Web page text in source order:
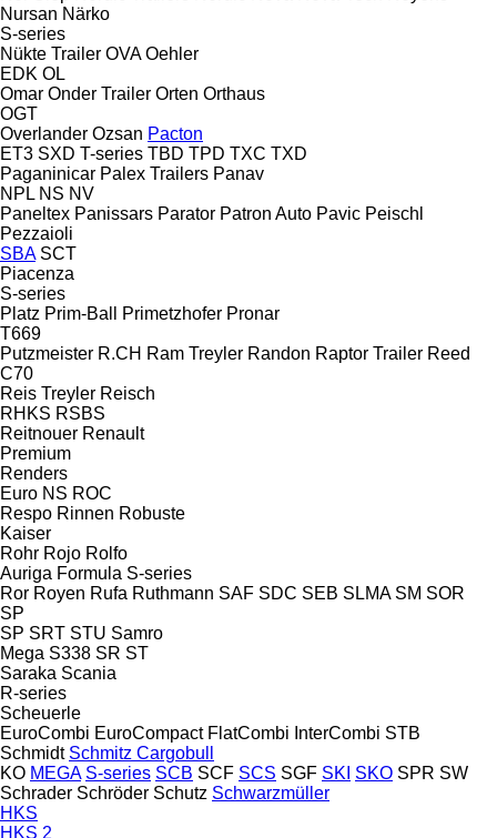
Nursan Närko
S-series
Nükte Trailer OVA Oehler
EDK OL
Omar Onder Trailer Orten Orthaus
OGT
Overlander Ozsan Pacton
ET3 SXD T-series TBD TPD TXC TXD
Paganinicar Palex Trailers Panav
NPL NS NV
Paneltex Panissars Parator Patron Auto Pavic Peischl
Pezzaioli
SBA SCT
Piacenza
S-series
Platz Prim-Ball Primetzhofer Pronar
T669
Putzmeister R.CH Ram Treyler Randon Raptor Trailer Reed
C70
Reis Treyler Reisch
RHKS RSBS
Reitnouer Renault
Premium
Renders
Euro NS ROC
Respo Rinnen Robuste
Kaiser
Rohr Rojo Rolfo
Auriga Formula S-series
Ror Royen Rufa Ruthmann SAF SDC SEB SLMA SM SOR
SP
SP SRT STU Samro
Mega S338 SR ST
Saraka Scania
R-series
Scheuerle
EuroCombi EuroCompact FlatCombi InterCombi STB
Schmidt Schmitz Cargobull
KO MEGA S-series SCB SCF SCS SGF SKI SKO SPR SW
Schrader Schröder Schutz Schwarzmüller
HKS
HKS 2